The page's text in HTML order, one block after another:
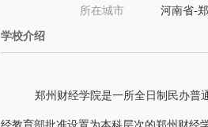
所在城市 河南省-郑
学校介绍
郑州财经学院是一所全日制民办普